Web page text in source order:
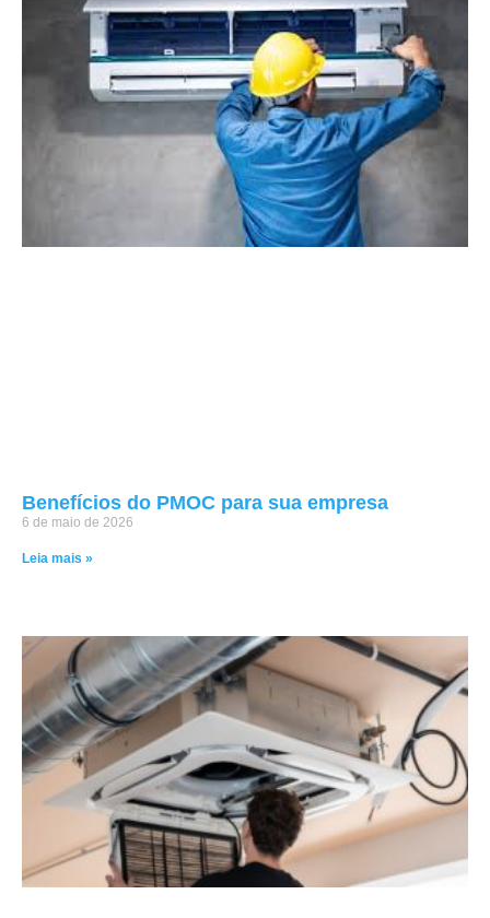
Benefícios do PMOC para sua empresa
6 de maio de 2026
Leia mais »